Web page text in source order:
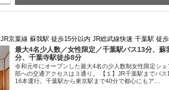
JR京葉線 蘇我駅 徒歩15分以内 JR総武線快速 千葉駅 徒
最大4名少人数／女性限定／千葉駅バス13分、蘇
分、千葉寺駅徒歩8分
令和元年にオープンした最大4名の少人数制女性限定シ
部への交通アクセスは３通り。 【１】JR千葉駅までバ
16本運行。千葉駅から東京駅まで40分で都心にもア…